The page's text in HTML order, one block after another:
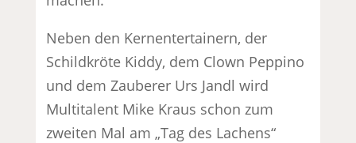
Neben den Kernentertainern, der
Schildkröte Kiddy, dem Clown Peppino
und dem Zauberer Urs Jandl wird
Multitalent Mike Kraus schon zum
zweiten Mal am „Tag des Lachens“